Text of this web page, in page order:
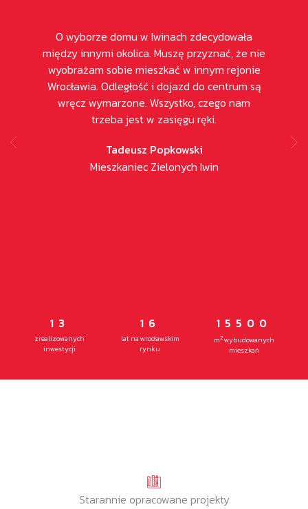
O wyborze domu w Iwinach zdecydowała
między innymi okolica. Muszę przyznać, że nie
wyobrażam sobie mieszkać w innym rejonie
Wrocławia. Odległość i dojazd do centrum są
wręcz wymarzone. Wszystko, czego nam
trzeba jest w zasięgu ręki.
Tadeusz Popkowski
Mieszkaniec Zielonych Iwin
13
zrealizowanych
inwestycji
16
lat na wrocławskim
rynku
15500
m2wybudowanych
mieszkań
Starannie opracowane projekty